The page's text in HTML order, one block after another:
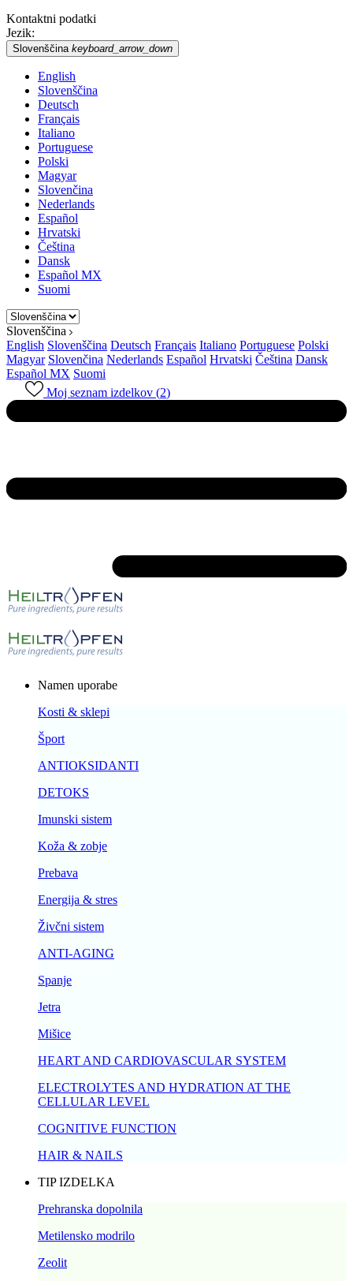
Kontaktni podatki
Jezik:
Slovenščina keyboard_arrow_down
English
Slovenščina
Deutsch
Français
Italiano
Portuguese
Polski
Magyar
Slovenčina
Nederlands
Español
Hrvatski
Čeština
Dansk
Español MX
Suomi
Slovenščina
English Slovenščina Deutsch Français Italiano Portuguese Polski
Magyar Slovenčina Nederlands Español Hrvatski Čeština Dansk
Español MX Suomi
Moj seznam izdelkov (2)
Namen uporabe
Kosti & sklepi
Šport
ANTIOKSIDANTI
DETOKS
Imunski sistem
Koža & zobje
Prebava
Energija & stres
Živčni sistem
ANTI-AGING
Spanje
Jetra
Mišice
HEART AND CARDIOVASCULAR SYSTEM
ELECTROLYTES AND HYDRATION AT THE
CELLULAR LEVEL
COGNITIVE FUNCTION
HAIR & NAILS
TIP IZDELKA
Prehranska dopolnila
Metilensko modrilo
Zeolit